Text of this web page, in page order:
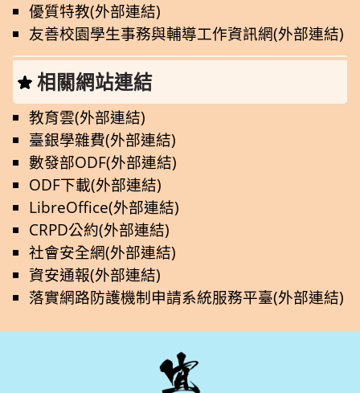
優質特教(外部連結)
友善校園學生事務與輔導工作資訊網(外部連結)
相關網站連結
教育雲(外部連結)
臺銀學雜費(外部連結)
數發部ODF(外部連結)
ODF下載(外部連結)
LibreOffice(外部連結)
CRPD公約(外部連結)
社會安全網(外部連結)
資安通報(外部連結)
落實網路防護機制申請系統服務平臺(外部連結)